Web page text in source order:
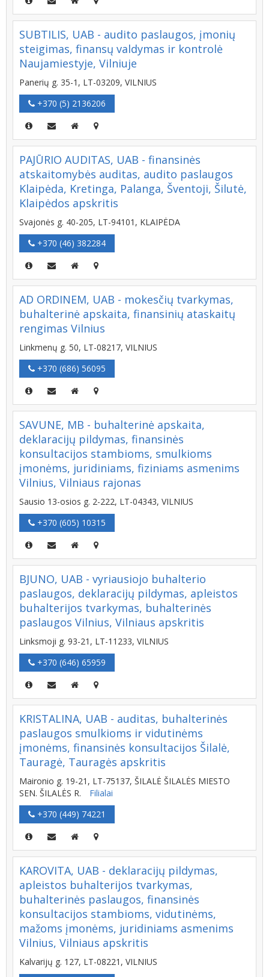
SUBTILIS, UAB - audito paslaugos, įmonių
steigimas, finansų valdymas ir kontrolė
Naujamiestyje, Vilniuje
Panerių g. 35-1, LT-03209, VILNIUS
+370 (5) 2136206
PAJŪRIO AUDITAS, UAB - finansinės
atskaitomybės auditas, audito paslaugos
Klaipėda, Kretinga, Palanga, Šventoji, Šilutė,
Klaipėdos apskritis
Svajonės g. 40-205, LT-94101, KLAIPĖDA
+370 (46) 382284
AD ORDINEM, UAB - mokesčių tvarkymas,
buhalterinė apskaita, finansinių ataskaitų
rengimas Vilnius
Linkmenų g. 50, LT-08217, VILNIUS
+370 (686) 56095
SAVUNE, MB - buhalterinė apskaita,
deklaracijų pildymas, finansinės
konsultacijos stambioms, smulkioms
įmonėms, juridiniams, fiziniams asmenims
Vilnius, Vilniaus rajonas
Sausio 13-osios g. 2-222, LT-04343, VILNIUS
+370 (605) 10315
BJUNO, UAB - vyriausiojo buhalterio
paslaugos, deklaracijų pildymas, apleistos
buhalterijos tvarkymas, buhalterinės
paslaugos Vilnius, Vilniaus apskritis
Linksmoji g. 93-21, LT-11233, VILNIUS
+370 (646) 65959
KRISTALINA, UAB - auditas, buhalterinės
paslaugos smulkioms ir vidutinėms
įmonėms, finansinės konsultacijos Šilalė,
Tauragė, Tauragės apskritis
Maironio g. 19-21, LT-75137, ŠILALĖ ŠILALĖS MIESTO
SEN. ŠILALĖS R.
Filialai
+370 (449) 74221
KAROVITA, UAB - deklaracijų pildymas,
apleistos buhalterijos tvarkymas,
buhalterinės paslaugos, finansinės
konsultacijos stambioms, vidutinėms,
mažoms įmonėms, juridiniams asmenims
Vilnius, Vilniaus apskritis
Kalvarijų g. 127, LT-08221, VILNIUS